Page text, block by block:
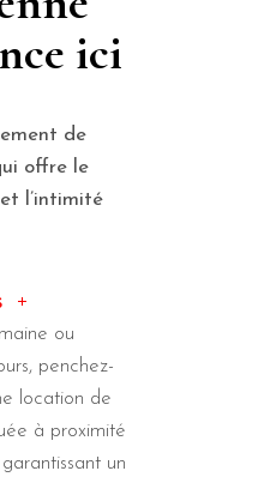
ici
de
offre le
l’intimité
ou
penchez-
location de
à proximité
un